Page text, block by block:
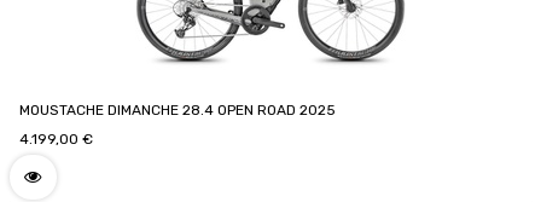
MOUSTACHE DIMANCHE 28.4 OPEN ROAD 2025
4.199,00 €